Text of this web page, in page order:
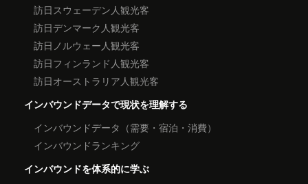
訪日スウェーデン人観光客
訪日デンマーク人観光客
訪日ノルウェー人観光客
訪日フィンランド人観光客
訪日オーストラリア人観光客
インバウンドデータで現状を理解する
インバウンドデータ（需要・宿泊・消費）
インバウンドランキング
インバウンドを体系的に学ぶ